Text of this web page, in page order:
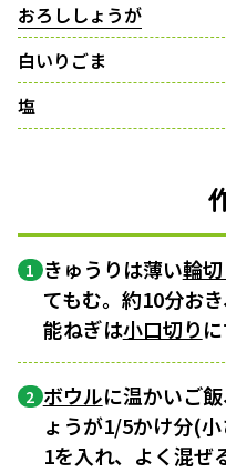
おろししょうが
白いりごま
塩
1 きゅうりは薄い輪切
てもむ。約10分お
能ねぎは小口切り
2 ボウルに温かいご
ょうが1/5かけ分(
1を入れ、よく混ぜ